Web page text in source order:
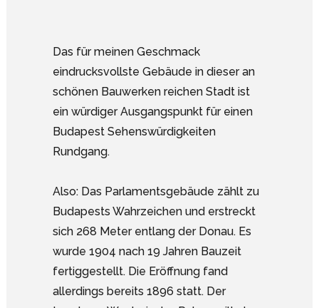
Das für meinen Geschmack
eindrucksvollste Gebäude in dieser an
schönen Bauwerken reichen Stadt ist
ein würdiger Ausgangspunkt für einen
Budapest Sehenswürdigkeiten
Rundgang.
Also: Das Parlamentsgebäude zählt zu
Budapests Wahrzeichen und erstreckt
sich 268 Meter entlang der Donau. Es
wurde 1904 nach 19 Jahren Bauzeit
fertiggestellt. Die Eröffnung fand
allerdings bereits 1896 statt. Der